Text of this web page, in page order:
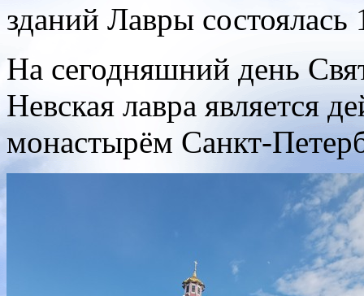
зданий Лавры состоялась
На сегодняшний день
Невская лавра является
монастырём Санкт-